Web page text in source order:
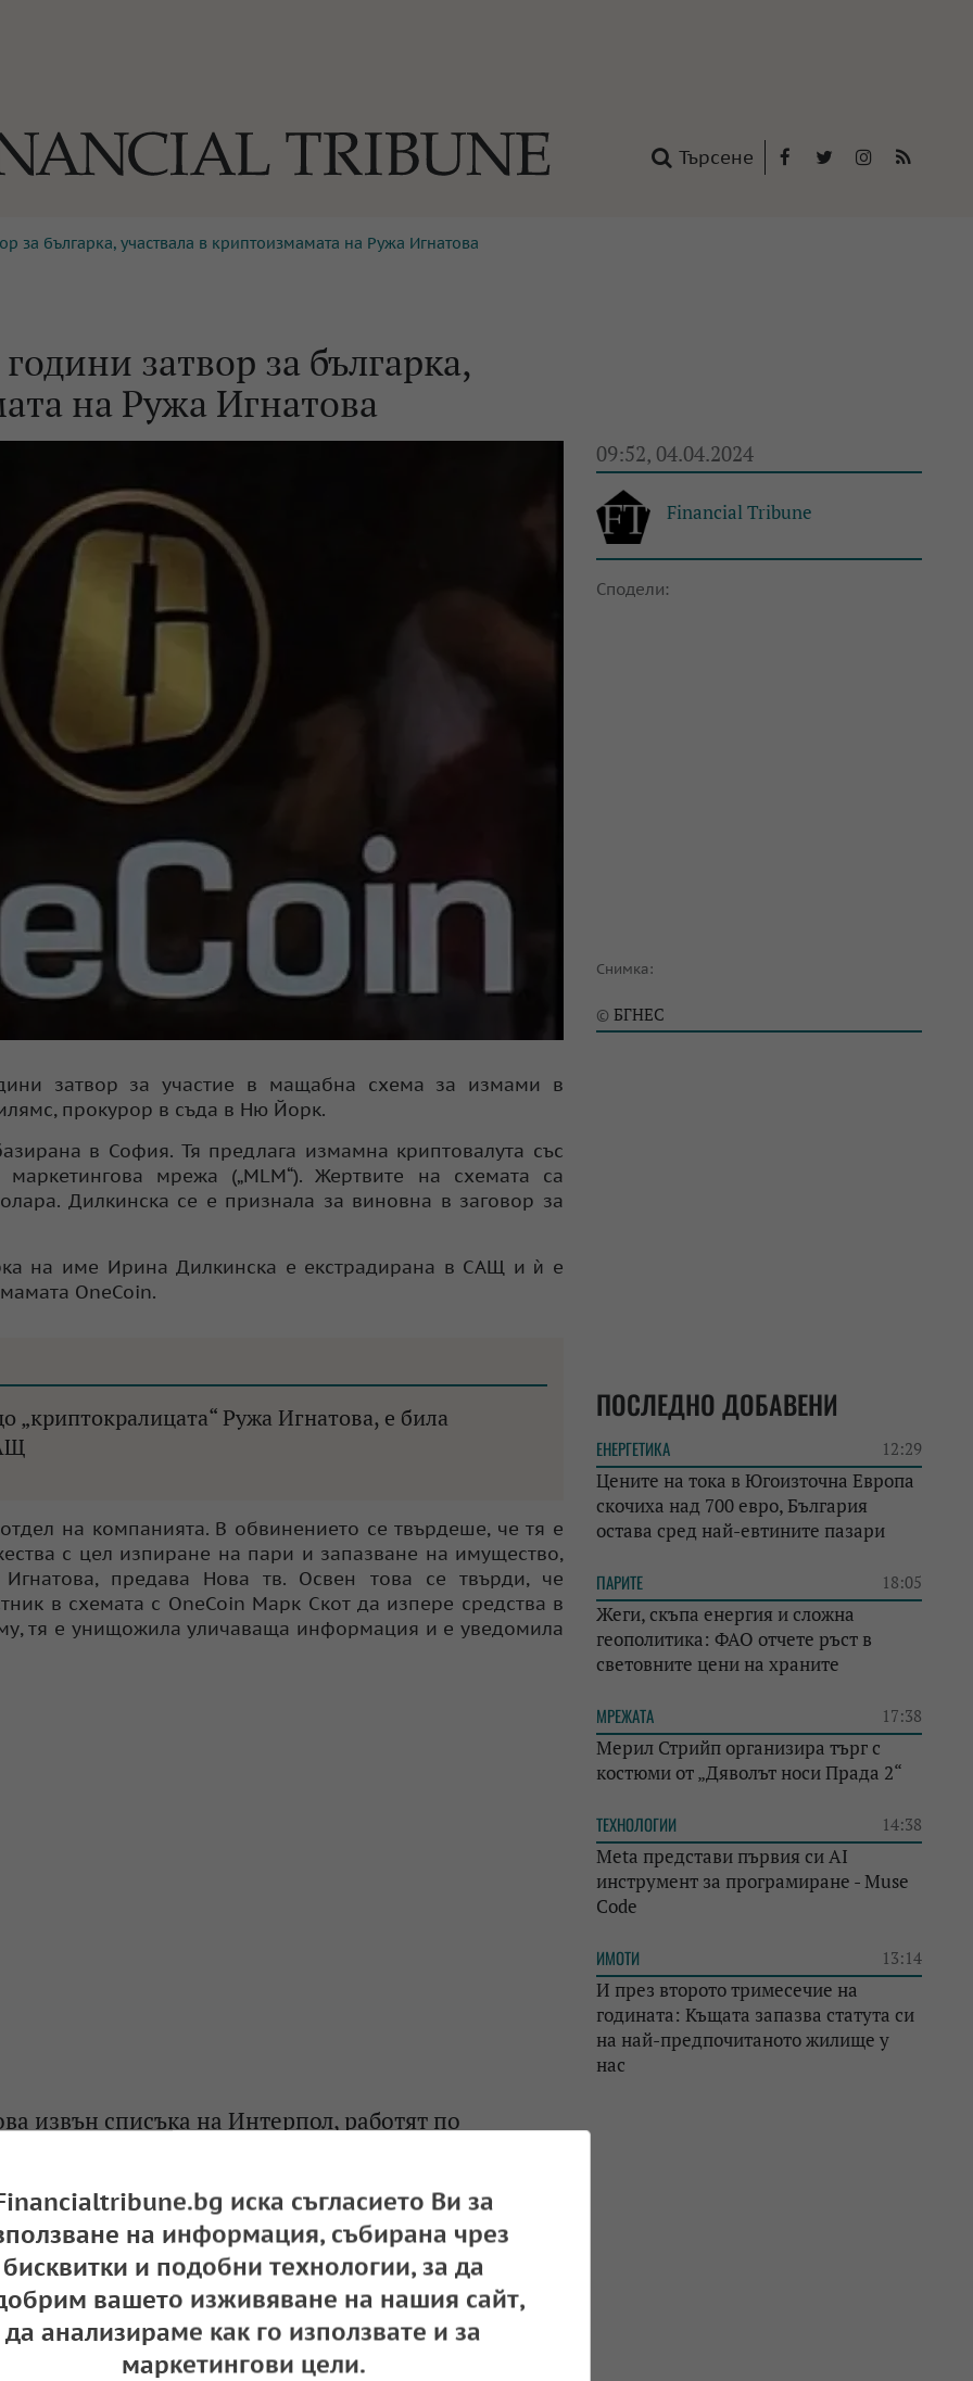
Търсене
За нас Реклама Контакти
за българка, участвала в криптоизмамата на Ружа Игнатова
затвор за българка,
на Ружа Игнатова
09:52, 04.04.2024
Financial Tribune
Сподели:
Снимка:
© БГНЕС
затвор за участие в мащабна схема за измами в
прокурор в съда в Ню Йорк.
в София. Тя предлага измамна криптовалута със
мрежа („MLM“). Жертвите на схемата са
Дилкинска се е признала за виновна в заговор за
на име Ирина Дилкинска е екстрадирана в САЩ и ѝ е
OneCoin.
„криптокралицата“ Ружа Игнатова, е била
на компанията. В обвинението се твърдеше, че тя е
с цел изпиране на пари и запазване на имущество,
предава Нова тв. Освен това се твърди, че
в схемата с OneCoin Марк Скот да изпере средства в
тя е унищожила уличаваща информация и е уведомила
извън списъка на Интерпол, работят по
от бюлетина на ФБР
16:55, 01.10.2023
компания подготвя съдебен иск срещу Ружа
ПОСЛЕДНО ДОБАВЕНИ
ЕНЕРГЕТИКА 12:29
Цените на тока в Югоизточна Европа
скочиха над 700 евро, България
остава сред най-евтините пазари
ПАРИТЕ 18:05
Жеги, скъпа енергия и сложна
геополитика: ФАО отчете ръст в
световните цени на храните
МРЕЖАТА 17:38
Мерил Стрийп организира търг с
костюми от „Дяволът носи Прада 2“
ТЕХНОЛОГИИ 14:38
Meta представи първия си AI
инструмент за програмиране - Muse
Code
ИМОТИ 13:14
И през второто тримесечие на
годината: Къщата запазва статута си
на най-предпочитаното жилище у
нас
иска съгласието Ви за
на информация, събирана чрез
бисквитки и подобни технологии, за да
вашето изживяване на нашия сайт,
да анализираме как го използвате и за
маркетингови цели.